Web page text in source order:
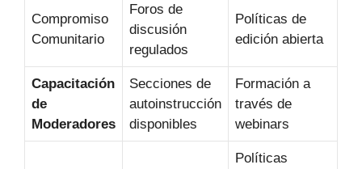
Compromiso
Comunitario
Foros de
discusión
regulados
Políticas de
edición abierta
Capacitación
de
Moderadores
Secciones de
autoinstrucción
disponibles
Formación a
través de
webinars
Políticas